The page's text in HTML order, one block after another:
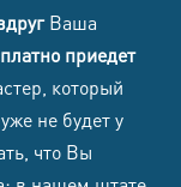
₽
Ваша
приедет
который
не будет у
что Вы